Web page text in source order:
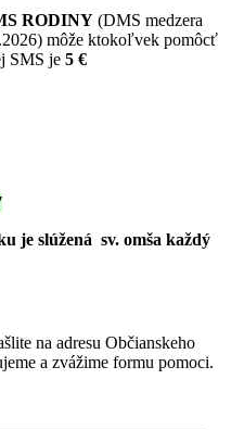
RODINY (DMS medzera
môže ktokoľvek pomôcť
SMS je 5 €
je slúžená sv. omša každý
na adresu Občianskeho
a zvážime formu pomoci.